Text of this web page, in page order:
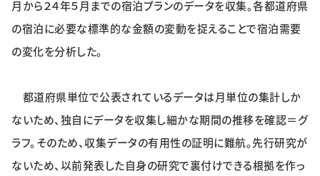
月から２４年５月までの宿泊プランのデータを収集。各都道府県
の宿泊に必要な標準的な金額の変動を捉えることで宿泊需要
の変化を分析した。
都道府県単位で公表されているデータは月単位の集計しか
ないため、独自にデータを収集し細かな期間の推移を確認＝グ
ラフ。そのため、収集データの有用性の証明に難航。先行研究が
ないため、以前発表した自身の研究で裏付けできる根拠を作っ